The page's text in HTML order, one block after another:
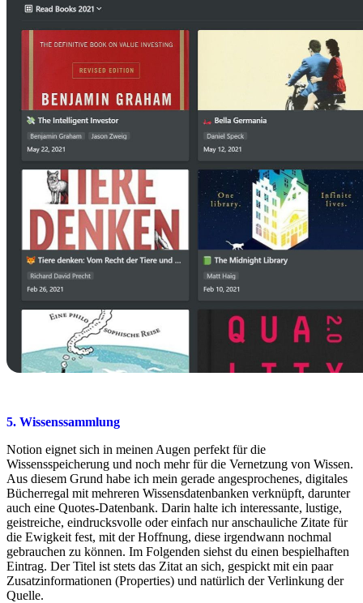
5. Wissenssammlung
Notion eignet sich in meinen Augen perfekt für die
Wissensspeicherung und noch mehr für die Vernetzung von Wissen.
Aus diesem Grund habe ich mein gerade angesprochenes, digitales
Bücherregal mit mehreren Wissensdatenbanken verknüpft, darunter
auch eine Quotes-Datenbank. Darin halte ich interessante, lustige,
geistreiche, eindrucksvolle oder einfach nur anschauliche Zitate für
die Ewigkeit fest, mit der Hoffnung, diese irgendwann nochmal
gebrauchen zu können. Im Folgenden siehst du einen bespielhaften
Eintrag. Der Titel ist stets das Zitat an sich, gespickt mit ein paar
Zusatzinformationen (Properties) und natürlich der Verlinkung der
Quelle.